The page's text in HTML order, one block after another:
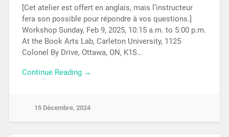
[Cet atelier est offert en anglais, mais l’instructeur
fera son possible pour répondre à vos questions.]
Workshop Sunday, Feb 9, 2025, 10:15 a.m. to 5:00 p.m.
At the Book Arts Lab, Carleton University, 1125
Colonel By Drive, Ottawa, ON, K1S…
Continue Reading →
15 Décembre, 2024